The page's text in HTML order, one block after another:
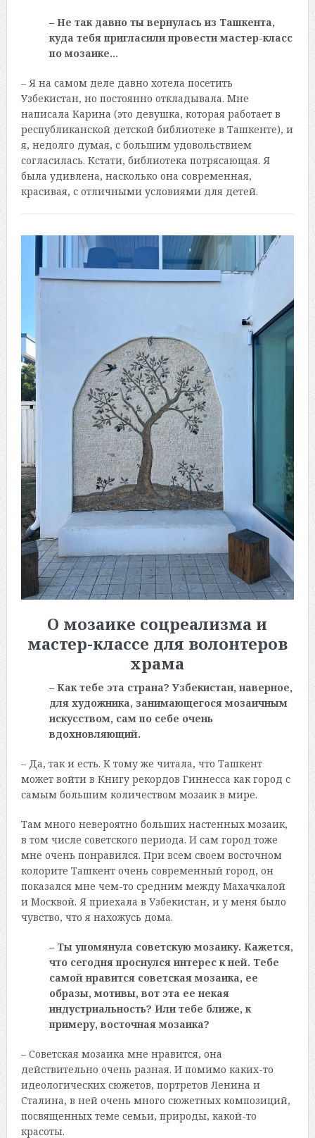
– Не так давно ты вернулась из Ташкента,
куда тебя пригласили провести мастер-класс
по мозаике…
– Я на самом деле давно хотела посетить
Узбекистан, но постоянно откладывала. Мне
написала Карина (это девушка, которая работает в
республиканской детской библиотеке в Ташкенте), и
я, недолго думая, с большим удовольствием
согласилась. Кстати, библиотека потрясающая. Я
была удивлена, насколько она современная,
красивая, с отличными условиями для детей.
О мозаике соцреализма и
мастер-классе для волонтеров
храма
– Как тебе эта страна? Узбекистан, наверное,
для художника, занимающегося мозаичным
искусством, сам по себе очень
вдохновляющий.
– Да, так и есть. К тому же читала, что Ташкент
может войти в Книгу рекордов Гиннесса как город с
самым большим количеством мозаик в мире.
Там много невероятно больших настенных мозаик,
в том числе советского периода. И сам город тоже
мне очень понравился. При всем своем восточном
колорите Ташкент очень современный город, он
показался мне чем-то средним между Махачкалой
и Москвой. Я приехала в Узбекистан, и у меня было
чувство, что я нахожусь дома.
– Ты упомянула советскую мозаику. Кажется,
что сегодня проснулся интерес к ней. Тебе
самой нравится советская мозаика, ее
образы, мотивы, вот эта ее некая
индустриальность? Или тебе ближе, к
примеру, восточная мозаика?
– Советская мозаика мне нравится, она
действительно очень разная. И помимо каких-то
идеологических сюжетов, портретов Ленина и
Сталина, в ней очень много сюжетных композиций,
посвященных теме семьи, природы, какой-то
красоты.